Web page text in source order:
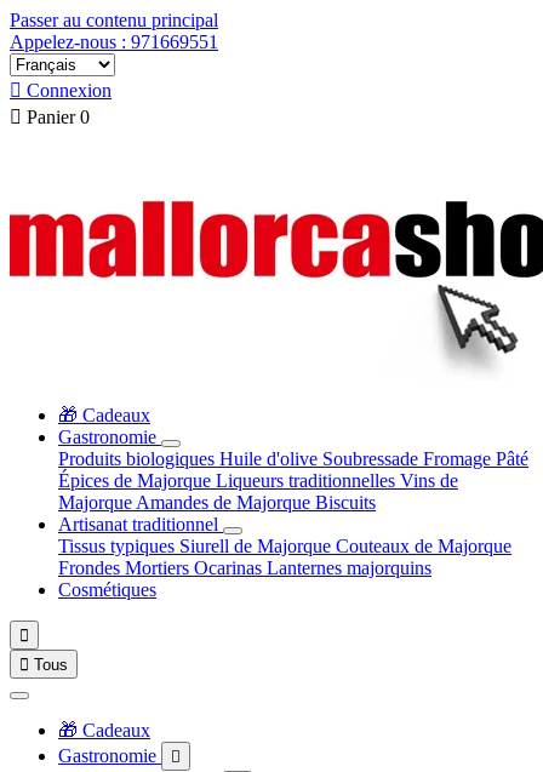
Passer au contenu principal
Appelez-nous : 971669551
 Connexion
 Panier 0
🎁 Cadeaux
Gastronomie
Produits biologiques Huile d'olive Soubressade Fromage Pâté
Épices de Majorque Liqueurs traditionnelles Vins de
Majorque Amandes de Majorque Biscuits
Artisanat traditionnel
Tissus typiques Siurell de Majorque Couteaux de Majorque
Frondes Mortiers Ocarinas Lanternes majorquins
Cosmétiques

 Tous
🎁 Cadeaux
Gastronomie
